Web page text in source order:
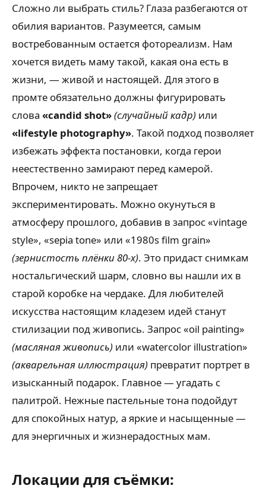
Сложно ли выбрать стиль? Глаза разбегаются от
обилия вариантов. Разумеется, самым
востребованным остается фотореализм. Нам
хочется видеть маму такой, какая она есть в
жизни, — живой и настоящей. Для этого в
промте обязательно должны фигурировать
слова «candid shot»(случайный кадр) или
«lifestyle photography». Такой подход позволяет
избежать эффекта постановки, когда герои
неестественно замирают перед камерой.
Впрочем, никто не запрещает
экспериментировать. Можно окунуться в
атмосферу прошлого, добавив в запрос «vintage
style», «sepia tone» или «1980s film grain»
(зернистость плёнки 80-х). Это придаст снимкам
ностальгический шарм, словно вы нашли их в
старой коробке на чердаке. Для любителей
искусства настоящим кладезем идей станут
стилизации под живопись. Запрос «oil painting»
(масляная живопись) или «watercolor illustration»
(акварельная иллюстрация) превратит портрет в
изысканный подарок. Главное — угадать с
палитрой. Нежные пастельные тона подойдут
для спокойных натур, а яркие и насыщенные —
для энергичных и жизнерадостных мам.
Локации для съёмки: